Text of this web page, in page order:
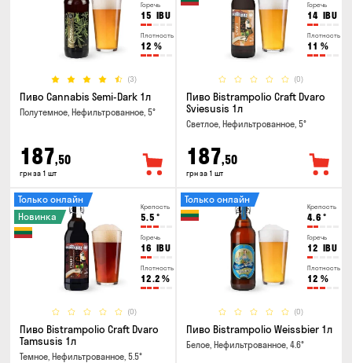
Горечь
15 IBU
Плотность
12 %
(3)
Пиво Cannabis Semi-Dark 1л
Полутемное, Нефильтрованное, 5°
187,50
грн за 1 шт
Горечь
14 IBU
Плотность
11 %
(0)
Пиво Bistrampolio Craft Dvaro
Sviesusis 1л
Светлое, Нефильтрованное, 5°
187,50
грн за 1 шт
Крепость
5.5 °
Горечь
16 IBU
Плотность
12.2 %
(0)
Только онлайн
Новинка
Пиво Bistrampolio Craft Dvaro
Tamsusis 1л
Темное, Нефильтрованное, 5.5°
Крепость
4.6 °
Горечь
12 IBU
Плотность
12 %
(0)
Только онлайн
Пиво Bistrampolio Weissbier 1л
Белое, Нефильтрованное, 4.6°